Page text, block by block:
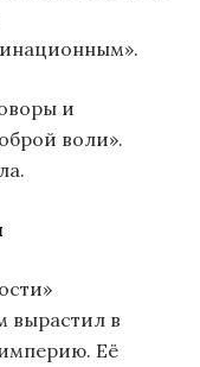
и
воли».
вырастил в
Её